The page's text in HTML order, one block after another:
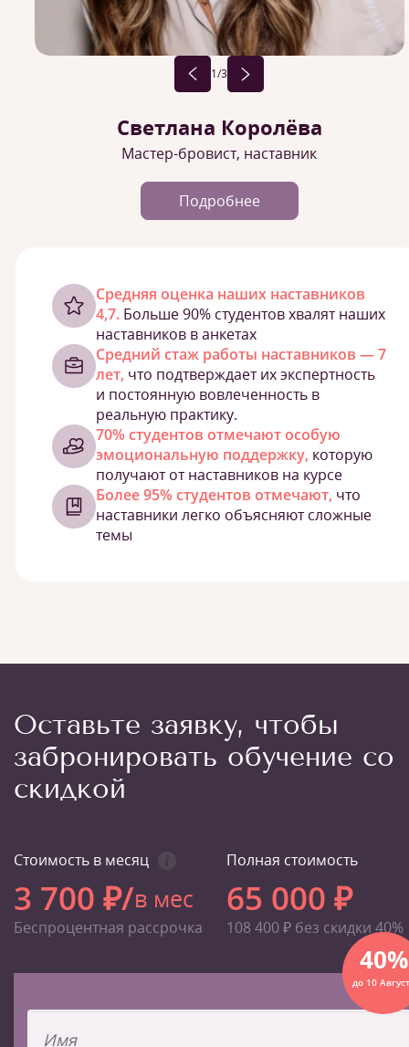
1/3
Светлана Королёва
Мастер-бровист, наставник
Подробнее
Cредняя оценка наших наставников
4,7. Больше 90% студентов хвалят наших
наставников в анкетах
Средний стаж работы наставников — 7
лет, что подтверждает их экспертность
и постоянную вовлеченность в
реальную практику.
70% студентов отмечают особую
эмоциональную поддержку, которую
получают от наставников на курсе
Более 95% студентов отмечают, что
наставники легко объясняют сложные
темы
Оставьте заявку, чтобы
забронировать обучение со
скидкой
Стоимость в месяц
3 700 ₽/в мес
Беспроцентная рассрочка
Полная стоимость
65 000 ₽
108 400 ₽ без скидки 40%
40%
до 10